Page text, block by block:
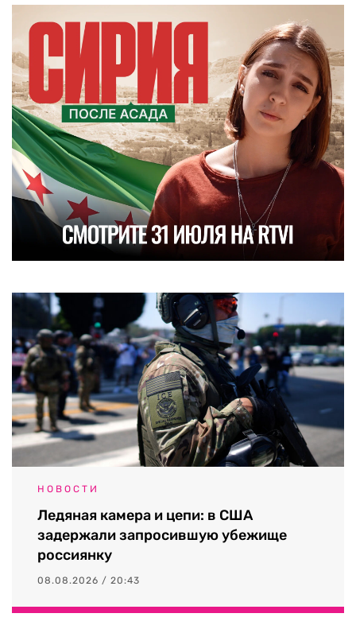
НОВОСТИ
Ледяная камера и цепи: в США
задержали запросившую убежище
россиянку
08.08.2026 / 20:43